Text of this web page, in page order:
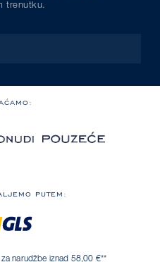
trenutku.
PUTEM:
narudžbe iznad 58,00 €**